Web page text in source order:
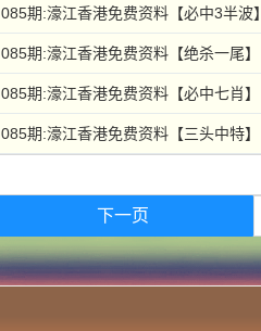
085期:濠江香港免费资料【必中3半波】
085期:濠江香港免费资料【绝杀一尾】
085期:濠江香港免费资料【必中七肖】
085期:濠江香港免费资料【三头中特】
下一页